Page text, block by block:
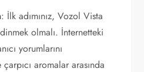
: İlk adımınız, Vozol Vista
olmalı. İnternetteki
yorumlarını
aromalar arasında